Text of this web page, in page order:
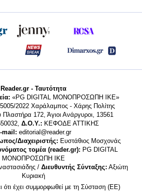
Reader.gr - Ταυτότητα
«PG DIGITAL MONΟΠΡΟΣΩΠΗ ΙΚΕ»
2022 Χαράλαμπος - Χάρης Πολίτης
Πλαστήρα 172, Άγιοι Ανάργυροι, 13561
Δ.Ο.Υ.: ΚΕΦΟΔΕ ΑΤΤΙΚΗΣ
mail: editorial@reader.gr
Διαχειριστής: Ευστάθιος Μοσχονάς
τομέα (reader.gr): PG DIGITAL
MONΟΠΡΟΣΩΠΗ ΙΚΕ
/ Διευθυντής Σύνταξης: Αξιώτη
Κυριακή
ότι έχει συμμορφωθεί με τη Σύσταση (ΕΕ)